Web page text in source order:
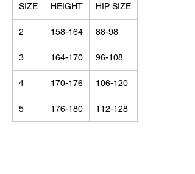
SIZE HEIGHT HIP SIZE
2 158-164 88-98
3 164-170 96-108
4 170-176 106-120
5 176-180 112-128